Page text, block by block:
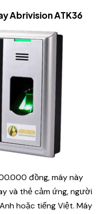
Abrivision ATK36
đồng, máy này
và thẻ cảm ứng, người
hoặc tiếng Việt. Máy